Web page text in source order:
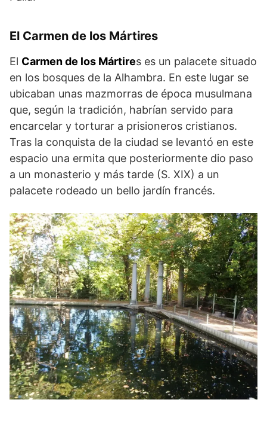
El Carmen de los Mártires
El Carmen de los Mártires es un palacete situado
en los bosques de la Alhambra. En este lugar se
ubicaban unas mazmorras de época musulmana
que, según la tradición, habrían servido para
encarcelar y torturar a prisioneros cristianos.
Tras la conquista de la ciudad se levantó en este
espacio una ermita que posteriormente dio paso
a un monasterio y más tarde (S. XIX) a un
palacete rodeado un bello jardín francés.